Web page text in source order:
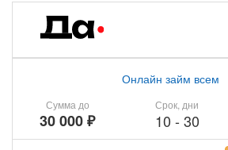
Сумма до
30 000 ₽
Онлайн займ всем
Срок, дни
10 - 30